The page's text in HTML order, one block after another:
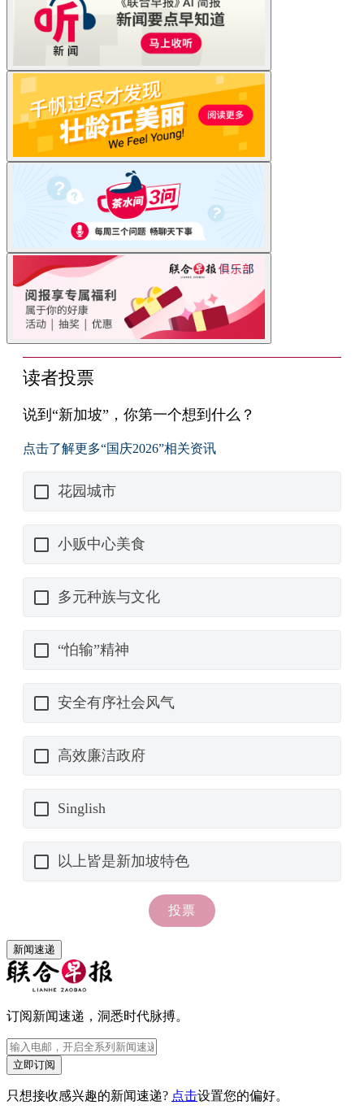
新闻速递
订阅新闻速递，洞悉时代脉搏。
立即订阅
只想接收感兴趣的新闻速递? 点击设置您的偏好。